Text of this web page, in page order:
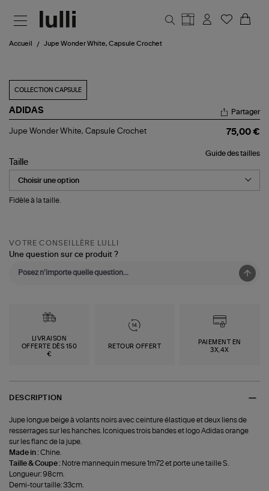
Accueil Jupe Wonder White, Capsule Crochet
COLLECTION CAPSULE
ADIDAS
Jupe
Capsule
Crochet
Partager
Jupe Wonder White, Capsule Crochet 75,00 €
Guide des tailles
Taille
Fidèle à la taille.
VOTRE CONSEILLÈRE LULLI
Une question sur ce produit ?
LIVRAISON
OFFERTE DÈS 150
€
RETOUR OFFERT
PAIEMENT EN
3X,4X
DESCRIPTION
Jupe longue beige à volants noirs avec ceinture élastique et deux liens de
resserrages sur les hanches. Iconiques trois bandes et logo Adidas orange
sur les flanc de la jupe.
Made in :Chine.
Taille & Coupe : Notre mannequin mesure 1m72 et porte une taille S.
Longueur: 98cm.
Demi-tour taille: 33cm.